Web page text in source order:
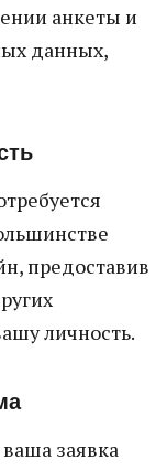
анкеты и
данных,
предоставив
личность.
заявка